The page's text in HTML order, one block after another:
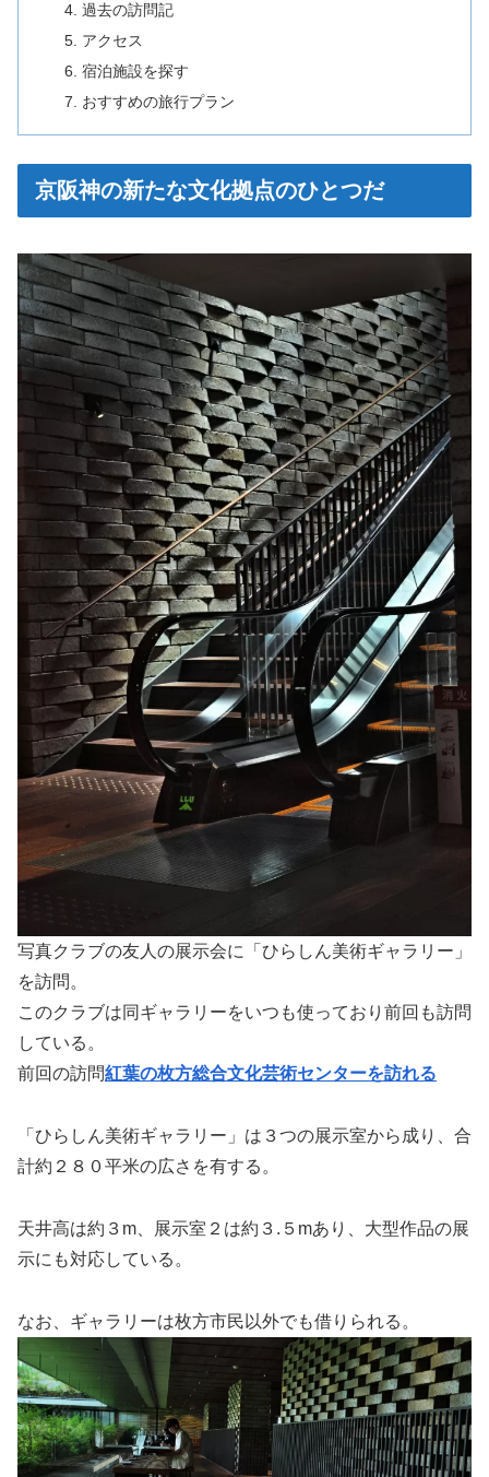
過去の訪問記
アクセス
宿泊施設を探す
おすすめの旅行プラン
京阪神の新たな文化拠点のひとつだ
写真クラブの友人の展示会に「ひらしん美術ギャラリー」
を訪問。
このクラブは同ギャラリーをいつも使っており前回も訪問
している。
前回の訪問紅葉の枚方総合文化芸術センターを訪れる
「ひらしん美術ギャラリー」は３つの展示室から成り、合
計約２８０平米の広さを有する。
天井高は約３m、展示室２は約３.５mあり、大型作品の展
示にも対応している。
なお、ギャラリーは枚方市民以外でも借りられる。